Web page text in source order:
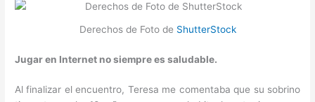
Derechos de Foto de ShutterStock
Jugar en Internet no siempre es saludable.
Al finalizar el encuentro, Teresa me comentaba que su sobrino